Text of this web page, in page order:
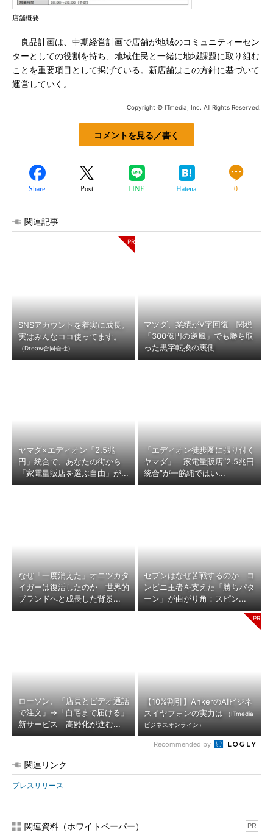
店舗概要
良品計画は、中期経営計画で店舗が地域のコミュニティーセン
ターとしての役割を持ち、地域住民と一緒に地域課題に取り組む
ことを重要項目として掲げている。新店舗はこの方針に基づいて
運営していく。
Copyright © ITmedia, Inc. All Rights Reserved.
コメントを見る／書く
Share Post LINE Hatena 0
関連記事
SNSアカウントを着実に成長。
実はみんなココ使ってます。
（Dreaw合同会社）
マツダ、業績がV字回復 関税
「300億円の逆風」でも勝ち取
った黒字転換の裏側
ヤマダ×エディオン「2.5兆
円」統合で、あなたの街から
「家電量販店を選ぶ自由」が...
「エディオン徒歩圏に張り付く
ヤマダ」 家電量販店“2.5兆円
統合”が一筋縄ではい...
なぜ「一度消えた」オニツカタ
イガーは復活したのか 世界的
ブランドへと成長した背景...
セブンはなぜ苦戦するのか コ
ンビニ王者を支えた「勝ちパタ
ーン」が曲がり角：スピン...
ローソン、「店員とビデオ通話
で注文」→「自宅まで届ける」
新サービス 高齢化が進む...
【10%割引】AnkerのAIビジネ
スイヤフォンの実力は
（ITmedia
ビジネスオンライン）
Recommended by
関連リンク
プレスリリース
関連資料（ホワイトペーパー） PR